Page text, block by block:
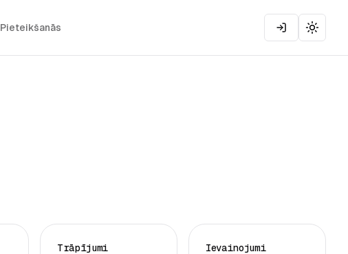
Pieteikšanās
Toggle
Trāpījumi Ievainojumi